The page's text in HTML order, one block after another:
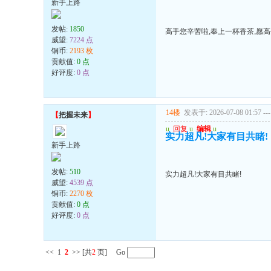
新手上路
发帖: 1850
威望: 7224 点
铜币: 2193 枚
贡献值: 0 点
好评度: 0 点
高手您辛苦啦,奉上一杯香茶,愿
【把握未来】
新手上路
发帖: 510
威望: 4539 点
铜币: 2270 枚
贡献值: 0 点
好评度: 0 点
14楼 发表于: 2026-07-08 01:57 ---
u 回复 u 编辑 u
实力超凡!大家有目共睹!
实力超凡!大家有目共睹!
<< 1 2 >> [共2 页] Go